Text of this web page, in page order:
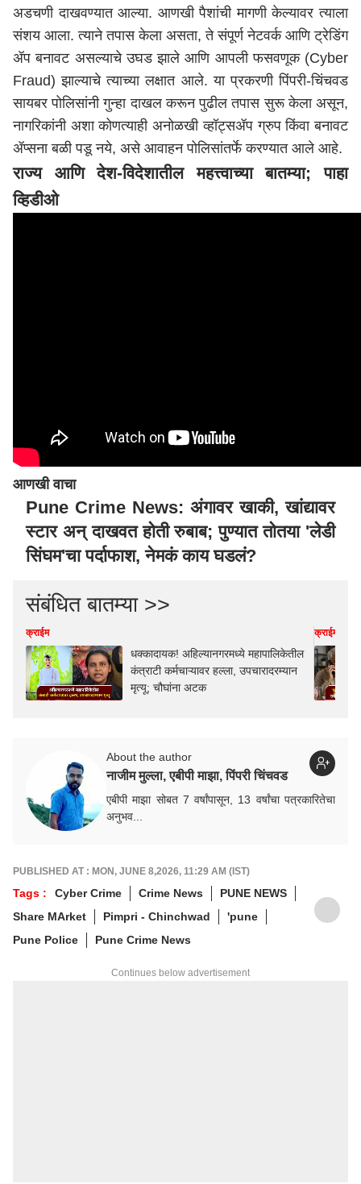
अडचणी दाखवण्यात आल्या. आणखी पैशांची मागणी केल्यावर त्याला
संशय आला. त्याने तपास केला असता, ते संपूर्ण नेटवर्क आणि ट्रेडिंग
ॲप बनावट असल्याचे उघड झाले आणि आपली फसवणूक (Cyber
Fraud) झाल्याचे त्याच्या लक्षात आले. या प्रकरणी पिंपरी-चिंचवड
सायबर पोलिसांनी गुन्हा दाखल करून पुढील तपास सुरू केला असून,
नागरिकांनी अशा कोणत्याही अनोळखी व्हॉट्सॲप ग्रुप किंवा बनावट
ॲप्सना बळी पडू नये, असे आवाहन पोलिसांतर्फे करण्यात आले आहे.
राज्य आणि देश-विदेशातील महत्त्वाच्या बातम्या; पाहा
व्हिडीओ
आणखी वाचा
Pune Crime News: अंगावर खाकी, खांद्यावर
स्टार अन् दाखवत होती रुबाब; पुण्यात तोतया 'लेडी
सिंघम'चा पर्दाफाश, नेमकं काय घडलं?
संबंधित बातम्या >>
क्राईम
धक्कादायक! अहिल्यानगरमध्ये महापालिकेतील
कंत्राटी कर्मचाऱ्यावर हल्ला, उपचारादरम्यान
मृत्यू; चौघांना अटक
क्राईम
About the author
नाजीम मुल्ला, एबीपी माझा, पिंपरी चिंचवड
एबीपी माझा सोबत 7 वर्षांपासून, 13 वर्षांचा पत्रकारितेचा
अनुभव...
PUBLISHED AT : MON, JUNE 8,2026, 11:29 AM (IST)
Tags : Cyber Crime Crime News
PUNE NEWS
Share MArket
Pimpri - Chinchwad
'pune
Pune Police
Pune Crime News
Continues below advertisement